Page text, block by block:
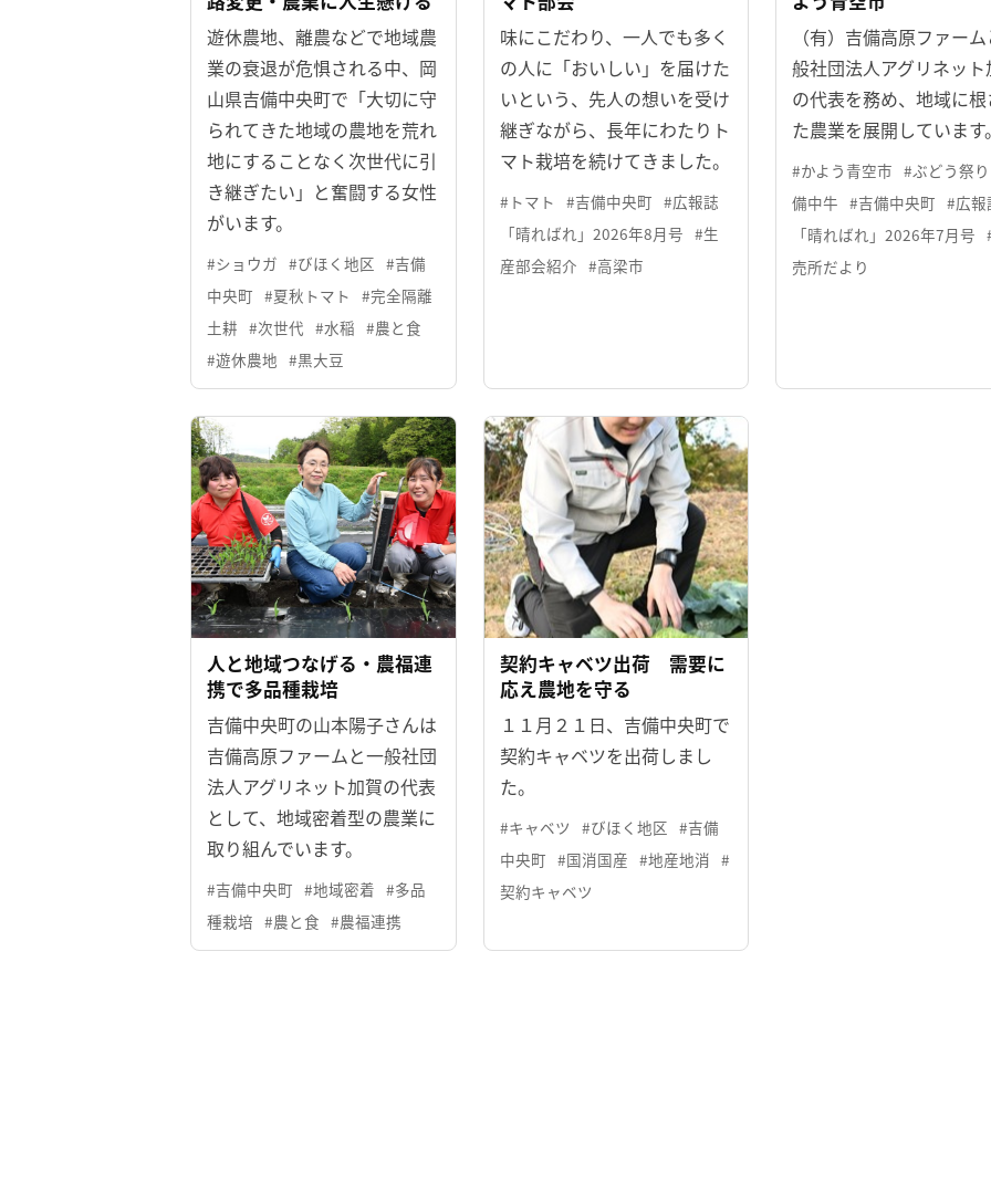
遊休農地、離農などで地域農
業の衰退が危惧される中、岡
山県吉備中央町で「大切に守
られてきた地域の農地を荒れ
地にすることなく次世代に引
き継ぎたい」と奮闘する女性
がいます。
#ショウガ #びほく地区 #吉備
中央町 #夏秋トマト #完全隔離
土耕 #次世代 #水稲 #農と食
#遊休農地 #黒大豆
味にこだわり、一人でも多く
の人に「おいしい」を届けた
いという、先人の想いを受け
継ぎながら、長年にわたりト
マト栽培を続けてきました。
#トマト #吉備中央町 #広報誌
「晴ればれ」2026年8月号 #生
産部会紹介 #高梁市
（有）吉備高原ファー
般社団法人アグリネッ
の代表を務め、地域に
た農業を展開しています
#かよう青空市 #ぶどう祭り
備中牛 #吉備中央町 #広報
「晴ればれ」2026年7月号
売所だより
人と地域つなげる・農福連
携で多品種栽培
吉備中央町の山本陽子さんは
吉備高原ファームと一般社団
法人アグリネット加賀の代表
として、地域密着型の農業に
取り組んでいます。
#吉備中央町 #地域密着 #多品
種栽培 #農と食 #農福連携
契約キャベツ出荷 需要に
応え農地を守る
１１月２１日、吉備中央町で
契約キャベツを出荷しまし
た。
#キャベツ #びほく地区 #吉備
中央町 #国消国産 #地産地消 #
契約キャベツ